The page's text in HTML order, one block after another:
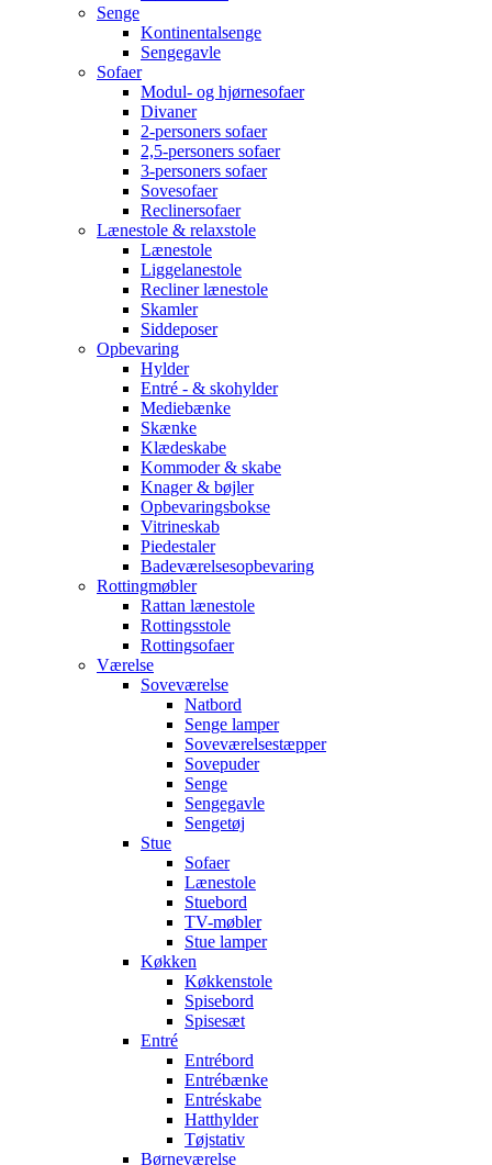
Senge
Kontinentalsenge
Sengegavle
Sofaer
Modul- og hjørnesofaer
Divaner
2-personers sofaer
2,5-personers sofaer
3-personers sofaer
Sovesofaer
Reclinersofaer
Lænestole & relaxstole
Lænestole
Liggelanestole
Recliner lænestole
Skamler
Siddeposer
Opbevaring
Hylder
Entré - & skohylder
Mediebænke
Skænke
Klædeskabe
Kommoder & skabe
Knager & bøjler
Opbevaringsbokse
Vitrineskab
Piedestaler
Badeværelsesopbevaring
Rottingmøbler
Rattan lænestole
Rottingsstole
Rottingsofaer
Værelse
Soveværelse
Natbord
Senge lamper
Soveværelsestæpper
Sovepuder
Senge
Sengegavle
Sengetøj
Stue
Sofaer
Lænestole
Stuebord
TV-møbler
Stue lamper
Køkken
Køkkenstole
Spisebord
Spisesæt
Entré
Entrébord
Entrébænke
Entréskabe
Hatthylder
Tøjstativ
Børneværelse